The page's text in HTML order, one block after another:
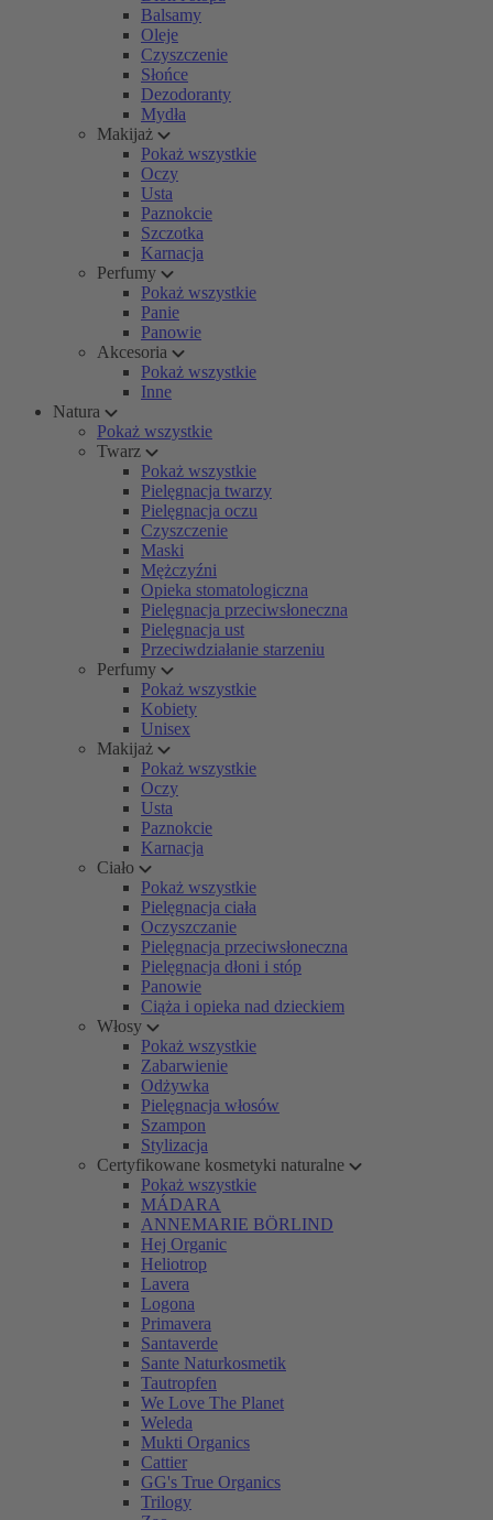
Balsamy
Oleje
Czyszczenie
Słońce
Dezodoranty
Mydła
Makijaż
Pokaż wszystkie
Oczy
Usta
Paznokcie
Szczotka
Karnacja
Perfumy
Pokaż wszystkie
Panie
Panowie
Akcesoria
Pokaż wszystkie
Inne
Natura
Pokaż wszystkie
Twarz
Pokaż wszystkie
Pielęgnacja twarzy
Pielęgnacja oczu
Czyszczenie
Maski
Mężczyźni
Opieka stomatologiczna
Pielęgnacja przeciwsłoneczna
Pielęgnacja ust
Przeciwdziałanie starzeniu
Perfumy
Pokaż wszystkie
Kobiety
Unisex
Makijaż
Pokaż wszystkie
Oczy
Usta
Paznokcie
Karnacja
Ciało
Pokaż wszystkie
Pielęgnacja ciała
Oczyszczanie
Pielęgnacja przeciwsłoneczna
Pielęgnacja dłoni i stóp
Panowie
Ciąża i opieka nad dzieckiem
Włosy
Pokaż wszystkie
Zabarwienie
Odżywka
Pielęgnacja włosów
Szampon
Stylizacja
Certyfikowane kosmetyki naturalne
Pokaż wszystkie
MÁDARA
ANNEMARIE BÖRLIND
Hej Organic
Heliotrop
Lavera
Logona
Primavera
Santaverde
Sante Naturkosmetik
Tautropfen
We Love The Planet
Weleda
Mukti Organics
Cattier
GG's True Organics
Trilogy